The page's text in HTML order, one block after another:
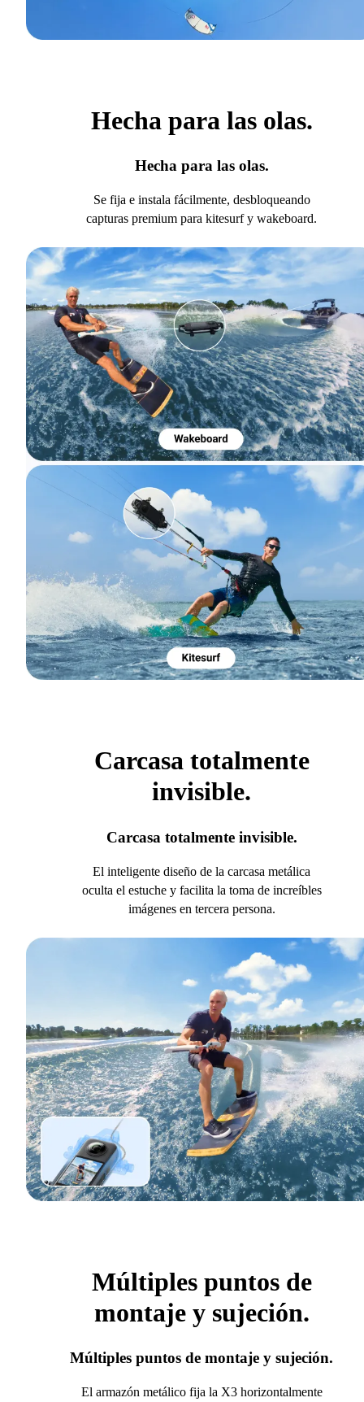
Hecha para las olas.
Hecha para las olas.
Se fija e instala fácilmente, desbloqueando
capturas premium para kitesurf y wakeboard.
Carcasa totalmente
invisible.
Carcasa totalmente invisible.
El inteligente diseño de la carcasa metálica
oculta el estuche y facilita la toma de increíbles
imágenes en tercera persona.
Múltiples puntos de
montaje y sujeción.
Múltiples puntos de montaje y sujeción.
El armazón metálico fija la X3 horizontalmente